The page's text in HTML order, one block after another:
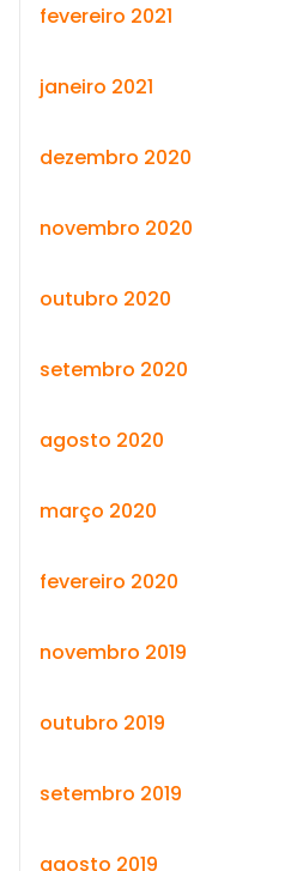
fevereiro 2021
janeiro 2021
dezembro 2020
novembro 2020
outubro 2020
setembro 2020
agosto 2020
março 2020
fevereiro 2020
novembro 2019
outubro 2019
setembro 2019
agosto 2019